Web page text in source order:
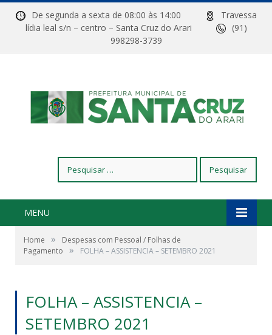
De segunda a sexta de 08:00 às 14:00
Travessa
lídia leal s/n – centro – Santa Cruz do Arari
(91)
998298-3739
por:
MENU
Home »
Despesas com Pessoal / Folhas de
Pagamento
» FOLHA – ASSISTENCIA – SETEMBRO 2021
FOLHA – ASSISTENCIA –
SETEMBRO 2021